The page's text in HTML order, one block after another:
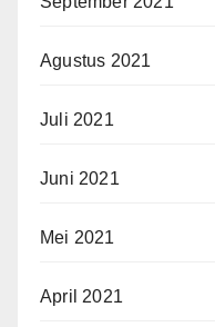
Agustus 2021
Juli 2021
Juni 2021
Mei 2021
April 2021